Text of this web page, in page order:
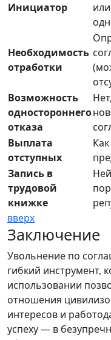
Инициатор
Необходимость
отработки
Возможность
одностороннего
отказа
Выплата
отступных
Запись в
трудовой
книжке
вверх
Заключение
Увольнение по
гибкий инструмент,
использовании
отношения
интересов и
успеху — в